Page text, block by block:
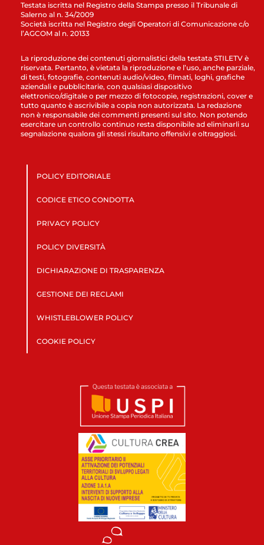
Testata iscritta nel Registro della Stampa presso il Tribunale di
Salerno al n. 34/2009
Società iscritta nel Registro degli Operatori di Comunicazione c/o
l’AGCOM al n. 20133
La riproduzione dei contenuti giornalistici della testata STILETV è
riservata. Pertanto, è vietata la riproduzione e l’uso, anche parziale,
di testi, fotografie, contenuti audio/video, filmati, loghi, grafiche
aziendali e pubblicitarie, con qualsiasi dispositivo
elettronico/digitale o per mezzo di fotocopie, registrazioni, cover e
tutto quanto è ascrivibile a copia non autorizzata. La redazione
non è responsabile dei commenti presenti sul sito. Non potendo
esercitare un controllo continuo resta disponibile ad eliminarli su
segnalazione qualora gli stessi risultano offensivi e oltraggiosi.
POLICY EDITORIALE
CODICE ETICO CONDOTTA
PRIVACY POLICY
POLICY DIVERSITÀ
DICHIARAZIONE DI TRASPARENZA
GESTIONE DEI RECLAMI
WHISTLEBLOWER POLICY
COOKIE POLICY